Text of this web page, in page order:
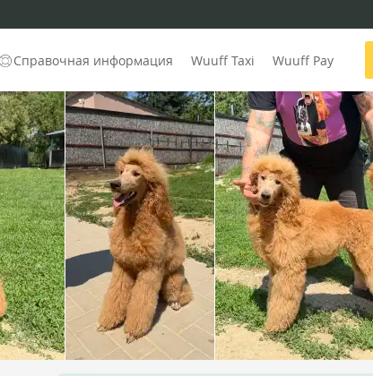
Справочная информация Wuuff Taxi Wuuff Pay